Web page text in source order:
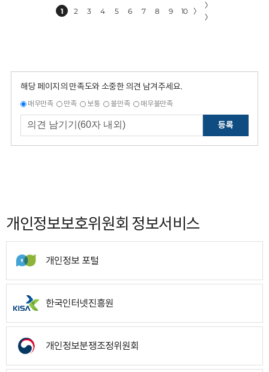
1 2 3 4 5 6 7 8 9 10 〉
〉
〉
해당 페이지의 만족도와 소중한 의견 남겨주세요.
매우만족 만족 보통 불만족 매우불만족
등록
개인정보보호위원회 정보서비스
개인정보 포털
한국인터넷진흥원
개인정보분쟁조정위원회